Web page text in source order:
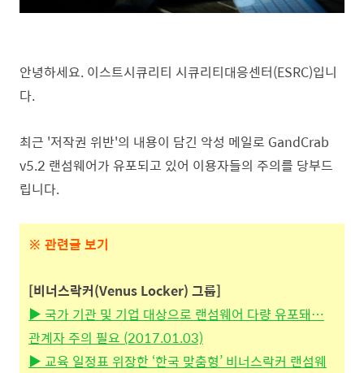
안녕하세요. 이스트시큐리티 시큐리티대응센터(ESRC)입니
다.
최근 '저작권 위반'의 내용이 담긴 악성 메일로 GandCrab
v5.2 랜섬웨어가 유포되고 있어 이용자들의 주의를 당부드
립니다.
※ 관련글 보기
[비너스락커(Venus Locker) 그룹]
▶ 국가 기관 및 기업 대상으로 랜섬웨어 다량 유포돼…
관계자 주의 필요 (2017.01.03)
▶ 교육 일정표 위장한 ‘한국 맞춤형’ 비너스락커 랜섬웨